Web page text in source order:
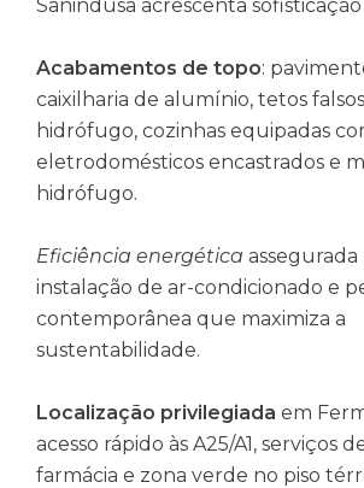
Sanindusa acrescenta sofisticação
Acabamentos de topo:
caixilharia de alumínio, tetos
hidrófugo, cozinhas equipadas
eletrodomésticos encastrados e
hidrófugo.
Eficiência energética
instalação de ar-condicionado e
contemporânea que maximiza a
sustentabilidade.
Localização privilegiada em
acesso rápido às A25/A1, serviços
farmácia e zona verde no piso